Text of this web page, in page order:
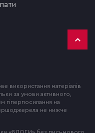
використання матеріалів
за умови активного,
гіперпосилання на
не нижче